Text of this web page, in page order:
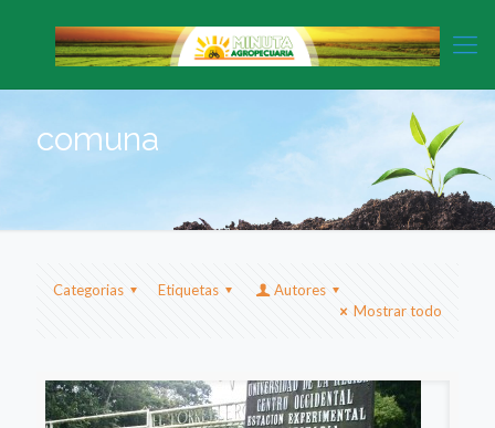
comuna
Categorias Etiquetas
Autores
Mostrar todo